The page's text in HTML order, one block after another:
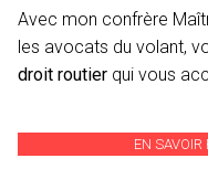
Avec mon confrère
les avocats du volant,
droit routier qui vous
EN SAVOIR